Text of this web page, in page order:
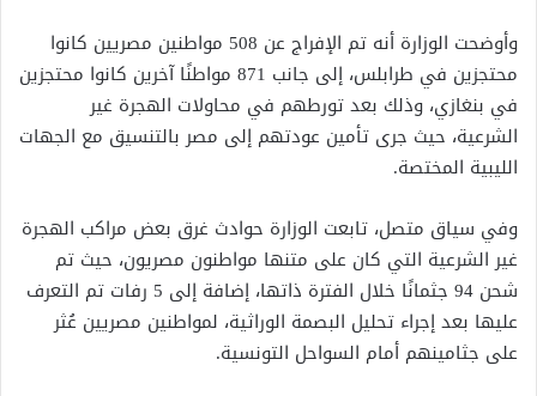
وأوضحت الوزارة أنه تم الإفراج عن 508 مواطنين مصريين كانوا
محتجزين في طرابلس، إلى جانب 871 مواطنًا آخرين كانوا محتجزين
في بنغازي، وذلك بعد تورطهم في محاولات الهجرة غير
الشرعية، حيث جرى تأمين عودتهم إلى مصر بالتنسيق مع الجهات
الليبية المختصة.
وفي سياق متصل، تابعت الوزارة حوادث غرق بعض مراكب الهجرة
غير الشرعية التي كان على متنها مواطنون مصريون، حيث تم
شحن 94 جثمانًا خلال الفترة ذاتها، إضافة إلى 5 رفات تم التعرف
عليها بعد إجراء تحليل البصمة الوراثية، لمواطنين مصريين عُثر
على جثامينهم أمام السواحل التونسية.